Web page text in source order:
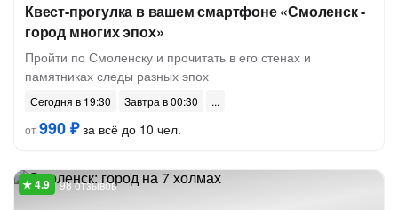
Квест-прогулка в вашем смартфоне «Смоленск -
город многих эпох»
Пройти по Смоленску и прочитать в его стенах и
памятниках следы разных эпох
Сегодня в 19:30
Завтра в 00:30
от990 ₽за всё до 10 чел.
98 отзывов